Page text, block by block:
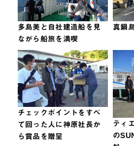
多島美と自社建造船を見
ながら船旅を満喫
真鍋
チェックポイントをすべ
て回った人に神原社長か
ら賞品を贈呈
ティ
の